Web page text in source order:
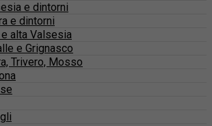
e dintorni
e dintorni
alta Valsesia
e Grignasco
Trivero, Mosso